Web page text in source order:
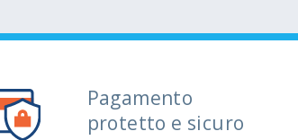
Pagamento
protetto e sicuro